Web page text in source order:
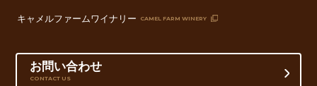
キャメルファームワイナリー CAMEL FARM WINERY
お問い合わせ
CONTACT US